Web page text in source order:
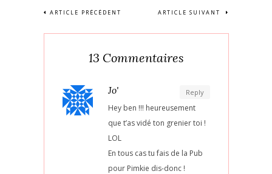
ARTICLE PRÉCÉDENT ARTICLE SUIVANT
13 Commentaires
Reply
Jo'
Hey ben !!! heureusement
que t’as vidé ton grenier toi !
LOL
En tous cas tu fais de la Pub
pour Pimkie dis-donc !